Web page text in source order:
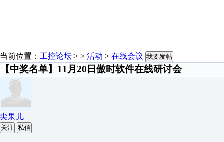
当前位置： 工控论坛 > > 活动 > 在线会议 我要发帖
【中奖名单】11月20日傲时软件在线研讨会
尖果儿
关注 私信